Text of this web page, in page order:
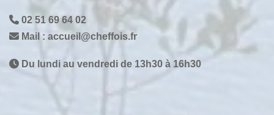
02 51 69 64 02
Mail : accueil@cheffois.fr
Du lundi au vendredi de 13h30 à 16h30